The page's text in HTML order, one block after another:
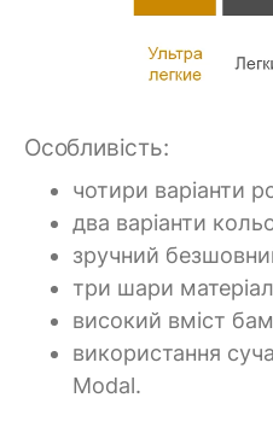
Особливість:
чотири варіанти
два варіанти
зручний
три шари
високий вміст
використання
Modal.